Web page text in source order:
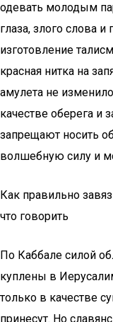
одевать молодым
глаза, злого слова
изготовление
красная нитка на
амулета не
качестве оберега и
запрещают носить
волшебную силу и
Как правильно
что говорить
По Каббале силой
куплены в
только в качестве
принесут. Но